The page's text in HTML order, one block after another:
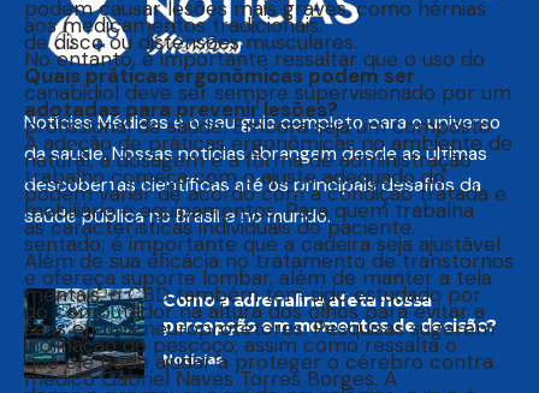
podem causar lesões mais graves, como hérnias
de disco ou distensões musculares.
Quais práticas ergonômicas podem ser
adotadas para prevenir lesões?
A adoção de práticas ergonômicas no ambiente de
trabalho começa com o ajuste adequado do
mobiliário e equipamentos. Para quem trabalha
sentado, é importante que a cadeira seja ajustável
e ofereça suporte lombar, além de manter a tela
do computador na altura dos olhos para evitar a
inclinação do pescoço, assim como ressalta o
médico Gabriel Naves Torres Borges. A
aos medicamentos tradicionais.
No entanto, é importante ressaltar que o uso do
canabidiol deve ser sempre supervisionado por um
profissional de saúde. Embora seja um composto
natural, a dosagem e a forma de administração
podem variar de acordo com a condição tratada e
as características individuais do paciente.
Além de sua eficácia no tratamento de transtornos
mentais, o CBD também tem sido estudado por
seus efeitos neuroprotetores. Pesquisas sugerem
que ele pode ajudar a proteger o cérebro contra
Notícias Médicas é o seu guia completo para o universo
da saúde. Nossas notícias abrangem desde as últimas
descobertas científicas até os principais desafios da
saúde pública no Brasil e no mundo.
Como a adrenalina afeta nossa
percepção em momentos de decisão?
Notícias